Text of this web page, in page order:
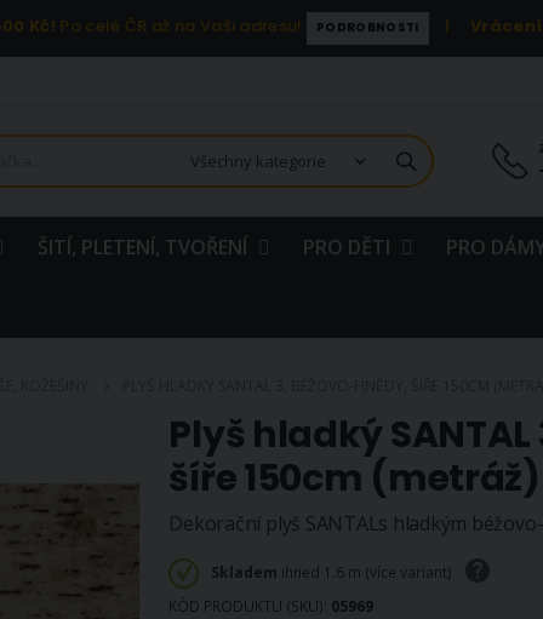
Kč! Po celé ČR až na Vaši adresu! PODROBNOSTI |
ŠITÍ, PLETENÍ, TVOŘENÍ PRO DĚTI PRO
Plyš hladký
šíře 150cm (metráž)
Dekorační plyš SANTALs hladkým
Skladem ihned 1.6 m (více variant)
KÓD PRODUKTU (SKU) 05969